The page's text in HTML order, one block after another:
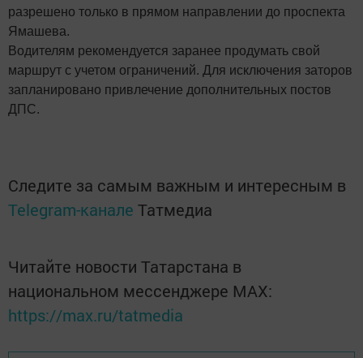
разрешено только в прямом направлении до проспекта
Ямашева.
Водителям рекомендуется заранее продумать свой
маршрут с учетом ограничений. Для исключения заторов
запланировано привлечение дополнительных постов
ДПС.
Следите за самым важным и интересным в
Telegram-канале Татмедиа
Читайте новости Татарстана в
национальном мессенджере MАХ:
https://max.ru/tatmedia